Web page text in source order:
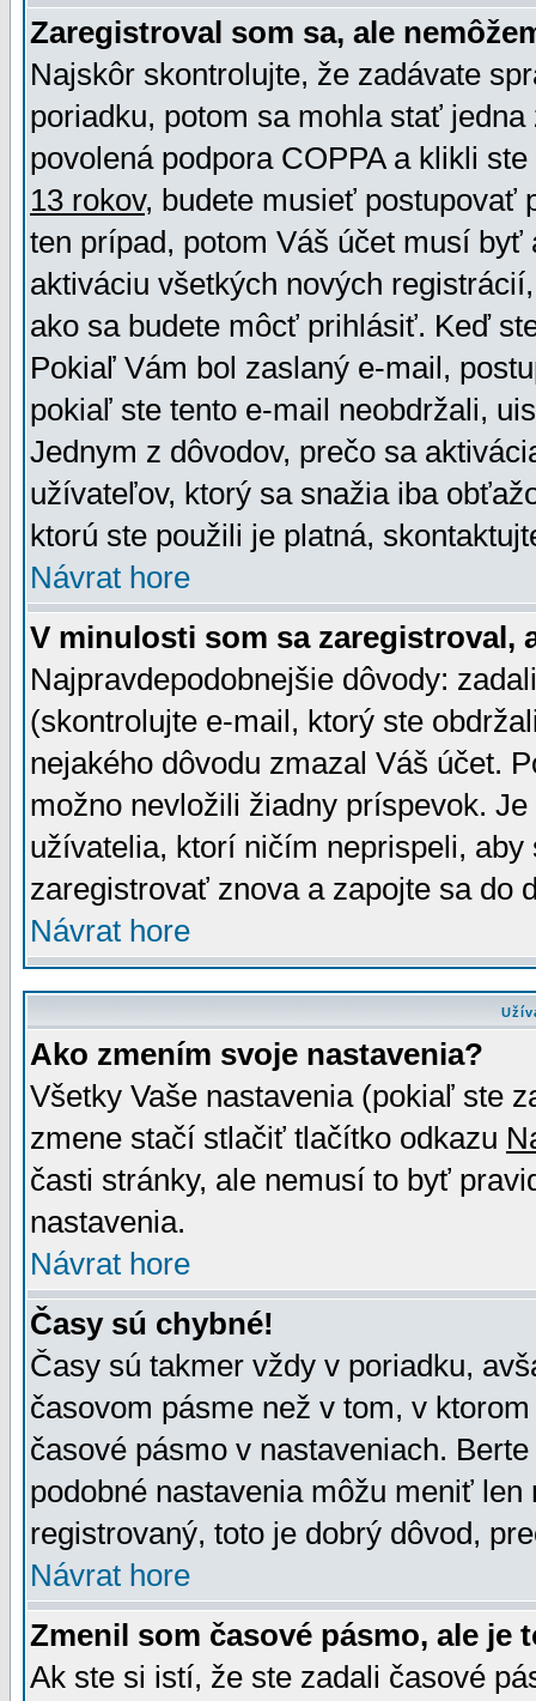
Zaregistroval som sa, ale
Najskôr skontrolujte, že zadávate
poriadku, potom sa mohla stať
povolená podpora COPPA a klikli
13 rokov, budete musieť postupovať
ten prípad, potom Váš účet musí
aktiváciu všetkých nových
ako sa budete môcť prihlásiť. Keď
Pokiaľ Vám bol zaslaný e-mail,
pokiaľ ste tento e-mail neobdržali,
Jednym z dôvodov, prečo sa
užívateľov, ktorý sa snažia iba
ktorú ste použili je platná,
Návrat hore
V minulosti som sa zaregistroval,
Najpravdepodobnejšie dôvody:
(skontrolujte e-mail, ktorý ste
nejakého dôvodu zmazal Váš účet.
možno nevložili žiadny príspevok.
užívatelia, ktorí ničím neprispeli,
zaregistrovať znova a zapojte sa do
Návrat hore
Ako zmením svoje nastavenia?
Všetky Vaše nastavenia (pokiaľ ste
zmene stačí stlačiť tlačítko odkazu
časti stránky, ale nemusí to byť
nastavenia.
Návrat hore
Časy sú chybné!
Časy sú takmer vždy v poriadku,
časovom pásme než v tom, v
časové pásmo v nastaveniach.
podobné nastavenia môžu meniť
registrovaný, toto je dobrý dôvod,
Návrat hore
Zmenil som časové pásmo, ale je
Ak ste si istí, že ste zadali časové